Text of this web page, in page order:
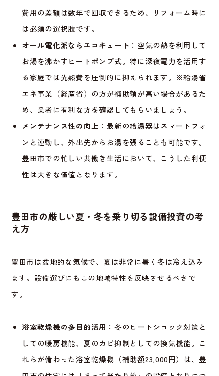
費用の差額は数年で回収できるため、リフォーム時に
は必須の選択肢です。
オール電化派ならエコキュート ：空気の熱を利用して
お湯を沸かすヒートポンプ式。特に深夜電力を活用す
る家庭では光熱費を圧倒的に抑えられます。※給湯省
エネ事業（経産省）の方が補助額が高い場合があるた
め、業者に有利な方を確認してもらいましょう。
メンテナンス性の向上 ：最新の給湯器はスマートフォ
ンと連動し、外出先からお湯を張ることも可能です。
豊田市での忙しい共働き生活において、こうした利便
性は大きな価値となります。
豊田市の厳しい夏・冬を乗り切る設備投資の考
え方
豊田市は盆地的な気候で、夏は非常に暑く冬は冷え込み
ます。設備選びにもこの地域特性を反映させるべきで
す。
浴室乾燥機の多目的活用 ：冬のヒートショック対策と
しての暖房機能、夏のカビ抑制としての換気機能。こ
れらが備わった浴室乾燥機（補助額23,000円）は、豊